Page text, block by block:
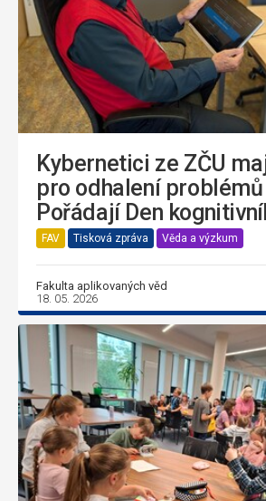
Kybernetici ze ZČU
pro odhalení
Pořádají Den
FAV Tisková zpráva Věda a výzkum
Fakulta aplikovaných věd
18. 05. 2026